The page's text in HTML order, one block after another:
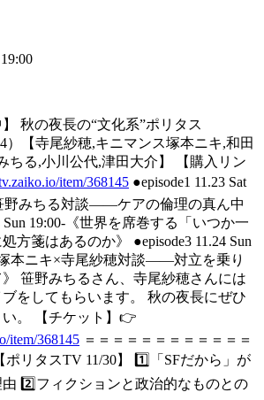
秋の夜長の“文化系”ポリタス
）【寺尾紗穂,キニマンス塚本ニキ,和田
ちる,小川公代,津田大介】 【購入リン
item/368145 ●episode1 11.23 Sat
野みちる対談――ケアの倫理の真ん中
Sun 19:00-《世界を席巻する「いつか一
方箋はあるのか》 ●episode3 11.24 Sun
本ニキ×寺尾紗穂対談――対立を乗り
笹野みちるさん、寺尾紗穂さんには
をしてもらいます。 秋の夜長にぜひ
。 【チケット】👉
item/368145 ＝＝＝＝＝＝＝＝＝＝＝＝
ポリタスTV 11/30】 1️⃣「SFだから」が
2️⃣フィクションと政治的なものとの